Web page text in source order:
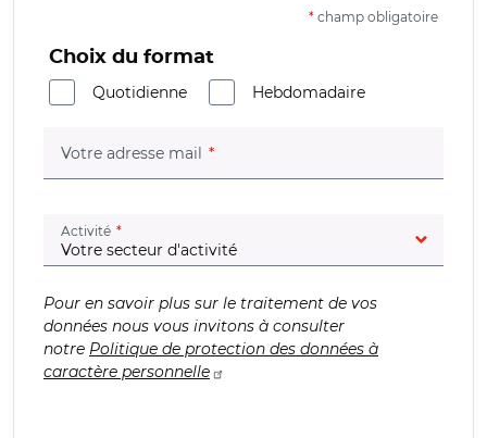
* champ obligatoire
Choix du format
Quotidienne
Hebdomadaire
Votre adresse mail (champ obligatoire)
Activité (champ obligatoire)
Pour en savoir plus sur le traitement de vos
données nous vous invitons à consulter
notre Politique de protection des données à
caractère personnelle